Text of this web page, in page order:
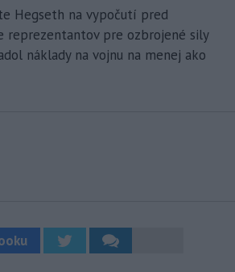
Hegseth na vypočutí pred
reprezentantov pre ozbrojené sily
náklady na vojnu na menej ako